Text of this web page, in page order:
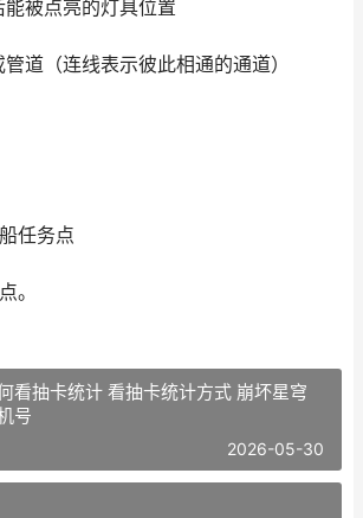
被点亮的灯具位置
道（连线表示彼此相通的通道）
任务点
。
看抽卡统计 看抽卡统计方式 崩坏星穹
号
2026-05-30